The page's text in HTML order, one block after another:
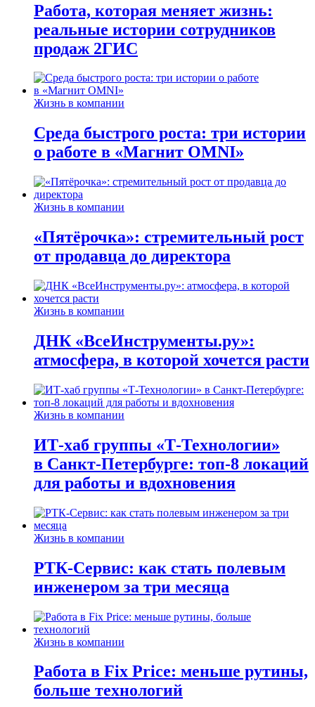
Работа, которая меняет жизнь:
реальные истории сотрудников
продаж 2ГИС
Жизнь в компании
Среда быстрого роста: три истории
о работе в «Магнит OMNI»
Жизнь в компании
«Пятёрочка»: стремительный рост
от продавца до директора
Жизнь в компании
ДНК «ВсеИнструменты.ру»:
атмосфера, в которой хочется расти
Жизнь в компании
ИТ-хаб группы «Т-Технологии»
в Санкт-Петербурге: топ-8 локаций
для работы и вдохновения
Жизнь в компании
РТК-Сервис: как стать полевым
инженером за три месяца
Жизнь в компании
Работа в Fix Price: меньше рутины,
больше технологий